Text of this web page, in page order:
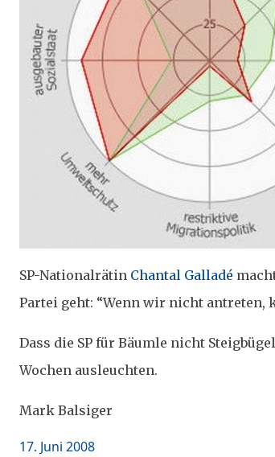
SP-Nationalrätin Chantal Galladé
Partei geht: “Wenn wir nicht
Dass die SP für Bäumle nicht
Wochen ausleuchten.
Mark Balsiger
Posted
17. Juni 2008